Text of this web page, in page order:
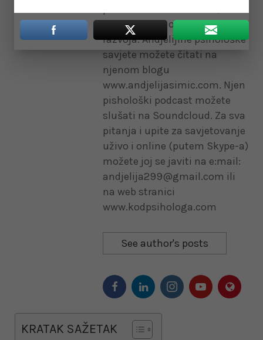
treninzima iz oblasti ličnog
razvoja. Andjelijine psihološke
savjete možete čitati na
njenom blogu
www.andjelijasimic.com. Njen
pishološki podcast možete
slušati na Soundcloud. Za sva
pitanja i upite za savjetovanje
uživo i online (putem Skype-a)
možete joj se javiti na e:mail:
andjelija299@gmail.com ili
na web stranici
www.kodpsihologa.com
See author's posts
KRATAK SAŽETAK